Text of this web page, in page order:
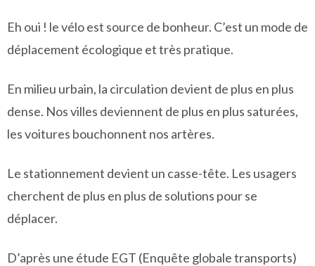
Eh oui ! le vélo est source de bonheur. C’est un mode de
déplacement écologique et très pratique.
En milieu urbain, la circulation devient de plus en plus
dense. Nos villes deviennent de plus en plus saturées,
les voitures bouchonnent nos artères.
Le stationnement devient un casse-tête. Les usagers
cherchent de plus en plus de solutions pour se
déplacer.
D’après une étude EGT (Enquête globale transports)